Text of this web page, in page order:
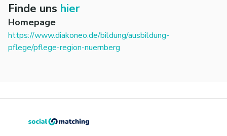
Finde uns hier
Homepage
https://www.diakoneo.de/bildung/ausbildung-
pflege/pflege-region-nuernberg